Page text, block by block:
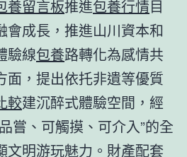
養留言板推進包養行情目
會成長，推進山川資本和
驗線包養路轉化為感情共
面，提出依托非遺等優質
較建沉醉式體驗空間，經
嘗、可觸摸、可介入”的全
文明游玩魅力。財產配套